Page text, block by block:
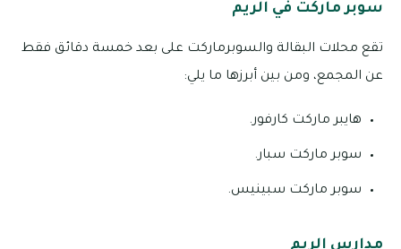
سوبر ماركت في الريم
تقع محلات البقالة والسوبرماركت على بعد خمسة دقائق فقط
عن المجمع، ومن بين أبرزها ما يلي:
هايبر ماركت كارفور.
سوبر ماركت سبار.
سوبر ماركت سبينيس.
مدارس الريم